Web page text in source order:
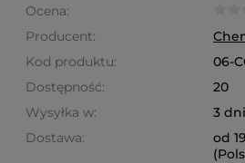
Ocena:
Producent:
Kod produktu:
06-
Dostępność:
20
Wysyłka w:
3 dni
Dostawa:
od